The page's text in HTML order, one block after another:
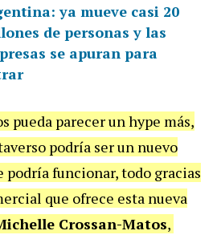
ya mueve casi 20
de personas y las
se apuran para
pueda parecer un hype más,
podría ser un nuevo
funcionar, todo gracias
que ofrece esta nueva
Crossan-Matos,